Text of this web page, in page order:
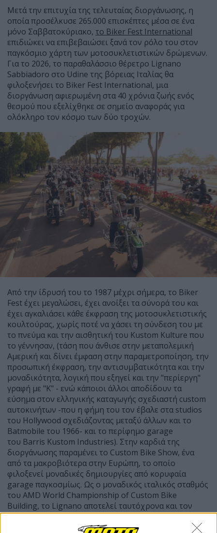
Μετά την επιτυχία της τελευταίας διοργάνωσης, η
οποία προσέλκυσε 265.000 επισκέπτες μέσα σε ένα
μόνο Σαββατοκύριακο, το Biker Fest International
επιδιώκει να επιβεβαιώσει ξανά τον ρόλο του στον
παγκόσμιο χάρτη των μοτοσυκλετιστικών δρώμενων.
Για το 2026, το παραθαλάσσιο θέρετρο Lignano
Sabbiadoro στο Udine της βόρειας Ιταλίας θα
φιλοξενήσει το Biker Fest International, μια
διοργάνωση αφιερωμένη στα 40 χρόνια ζωής ενός
θεσμού που εξελίχθηκε σε σημείο αναφοράς για
ολόκληρο τον κόσμο των δύο τροχών.
Από την ίδρυσή του το 1987 μέχρι σήμερα, το Biker
Fest έχει μεγαλώσει, έχει ανοίξει τα σύνορά του και
έχει αγκαλιάσει κάθε έκφραση της μοτοσυκλετιστικής
κουλτούρας, χωρίς ποτέ να χάσει τη σύνδεση του με
το πνεύμα και την αισθητική του Kustom Kulture που
το γέννησαν, (τάση που άνθισε στην μεταπολεμική
Αμερική και δίνει έμφαση στην παραμετροποίηση, την
προσωπική έκφραση, την αντισυμβατικότητα και την
μοναδικότητα, λογική που εξηγεί και την "περίεργη"
γραφή με "K" - ενώ κάποιοι άλλοι αποδίδουν τα
εύσημα στον ελληνικής καταγωγής σχεδιαστή custom
αυτοκινήτων -που η φήμη του τον έβαλε στα studios
του Hollywood σχεδιάζοντας μεταξύ άλλων και το
Batmobile του 1966- και το περίφημο garage
του Barris Kustom Industries). Στην καρδιά της
διοργάνωσης παραμένει το Custom Bike Show, ένα
από τα μακροβιότερα στην Ευρώπη, το οποίο
φιλοξενεί μοναδικές δημιουργίες από κορυφαία
garage παγκοσμίως. Ως ο μοναδικός ιταλικός σταθμός
του AMD World Championship of Custom Bike
Building, το Lignano αποτελεί ταυτόχρονα και τον
τελικό του Ιταλικού Πρωταθλήματος Custom
μοτοσυκλετών (IMC).